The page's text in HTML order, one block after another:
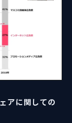
アに関しての